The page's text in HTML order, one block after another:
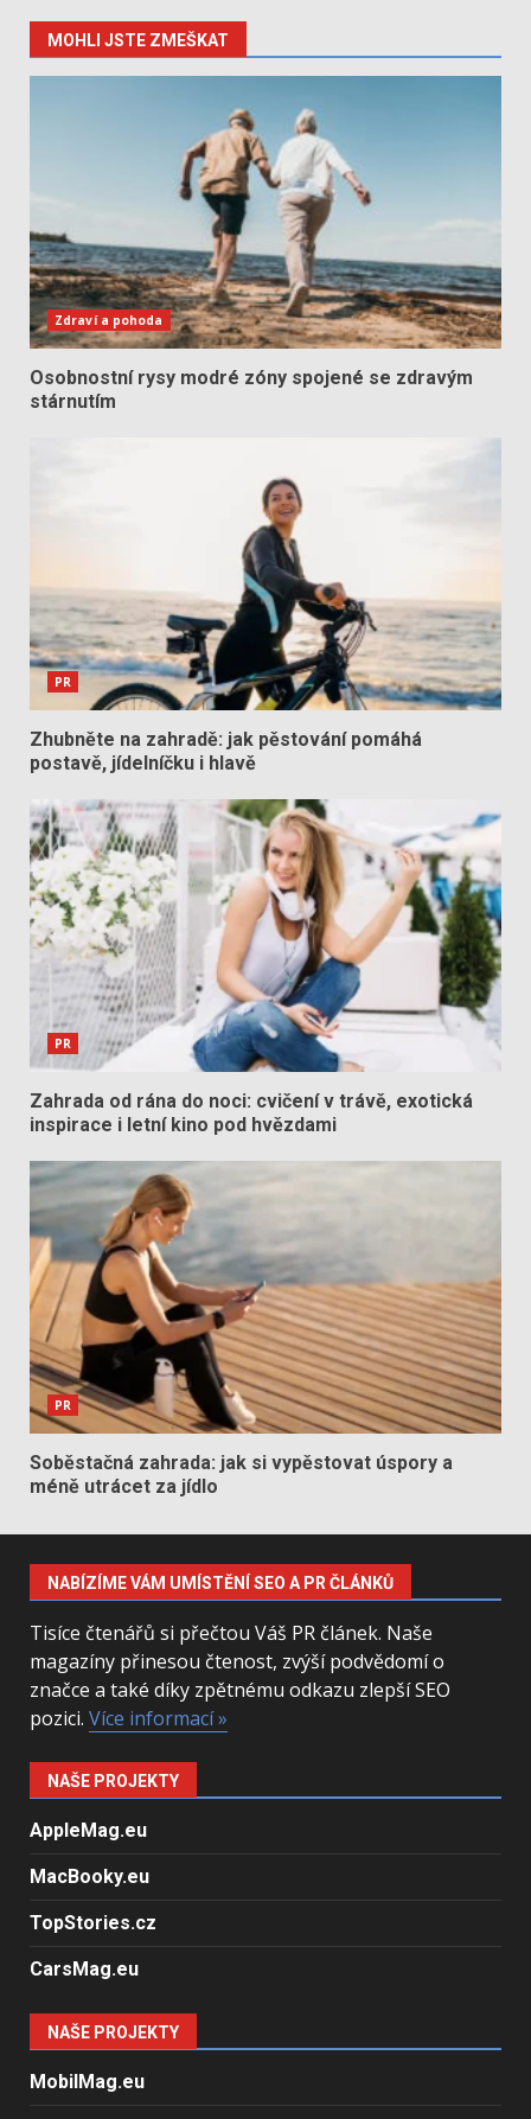
MOHLI JSTE ZMEŠKAT
Zdraví a pohoda
Osobnostní rysy modré zóny spojené se zdravým
stárnutím
PR
Zhubněte na zahradě: jak pěstování pomáhá
postavě, jídelníčku i hlavě
PR
Zahrada od rána do noci: cvičení v trávě, exotická
inspirace i letní kino pod hvězdami
PR
Soběstačná zahrada: jak si vypěstovat úspory a
méně utrácet za jídlo
NABÍZÍME VÁM UMÍSTĚNÍ SEO A PR ČLÁNKŮ
Tisíce čtenářů si přečtou Váš PR článek. Naše
magazíny přinesou čtenost, zvýší podvědomí o
značce a také díky zpětnému odkazu zlepší SEO
pozici. Více informací »
NAŠE PROJEKTY
AppleMag.eu
MacBooky.eu
TopStories.cz
CarsMag.eu
NAŠE PROJEKTY
MobilMag.eu